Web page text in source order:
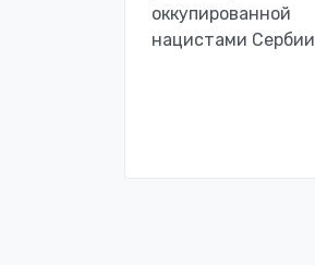
оккупированной
нацистами Сербии